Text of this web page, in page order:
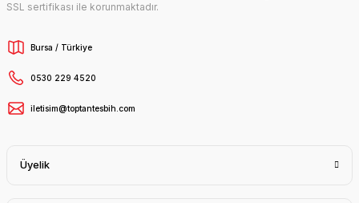
SSL sertifikası ile korunmaktadır.
Bursa / Türkiye
0530 229 4520
iletisim@toptantesbih.com
Üyelik